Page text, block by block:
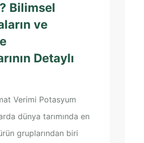
Bilimsel
ve
Detaylı
Verimi Potasyum
dünya tarımında en
gruplarından biri